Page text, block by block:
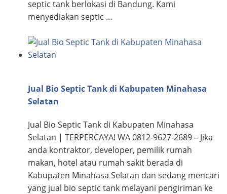
septic tank berlokasi di Bandung. Kami
menyediakan septic …
Jual Bio Septic Tank di Kabupaten Minahasa
Selatan
Jual Bio Septic Tank di Kabupaten Minahasa
Selatan | TERPERCAYA! WA 0812-9627-2689 – Jika
anda kontraktor, developer, pemilik rumah
makan, hotel atau rumah sakit berada di
Kabupaten Minahasa Selatan dan sedang mencari
yang jual bio septic tank melayani pengiriman ke